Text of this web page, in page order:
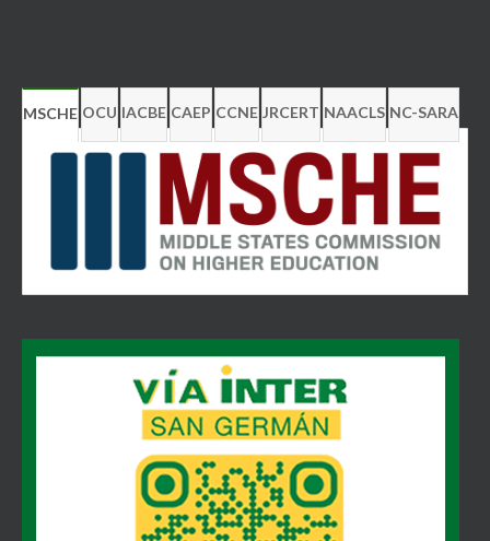
MSCHE OCU IACBE CAEP CCNE JRCERT NAACLS NC-SARA